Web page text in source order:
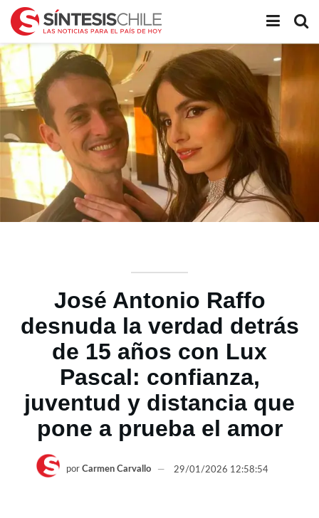
José Antonio Raffo
desnuda la verdad detrás
de 15 años con Lux
Pascal: confianza,
juventud y distancia que
pone a prueba el amor
por Carmen Carvallo 29/01/2026 12:58:54